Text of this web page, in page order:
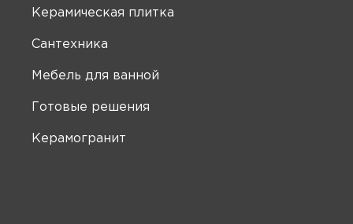
Керамическая плитка
Сантехника
Мебель для ванной
Готовые решения
Керамогранит